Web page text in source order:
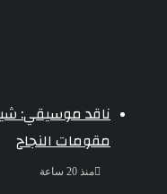
ناقد موسيقي:
مقومات النجاح
منذ 20 ساعة